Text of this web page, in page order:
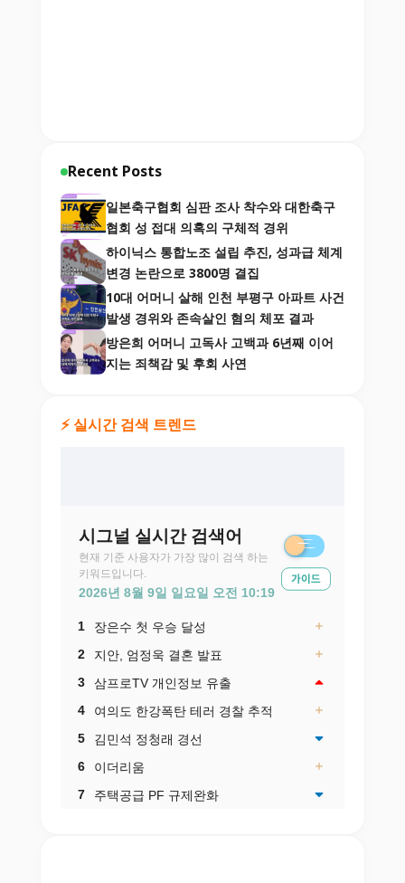
Recent Posts
일본축구협회 심판 조사 착수와 대한축구
협회 성 접대 의혹의 구체적 경위
하이닉스 통합노조 설립 추진, 성과급 체계
변경 논란으로 3800명 결집
10대 어머니 살해 인천 부평구 아파트 사건
발생 경위와 존속살인 혐의 체포 결과
방은희 어머니 고독사 고백과 6년째 이어
지는 죄책감 및 후회 사연
⚡ 실시간 검색 트렌드